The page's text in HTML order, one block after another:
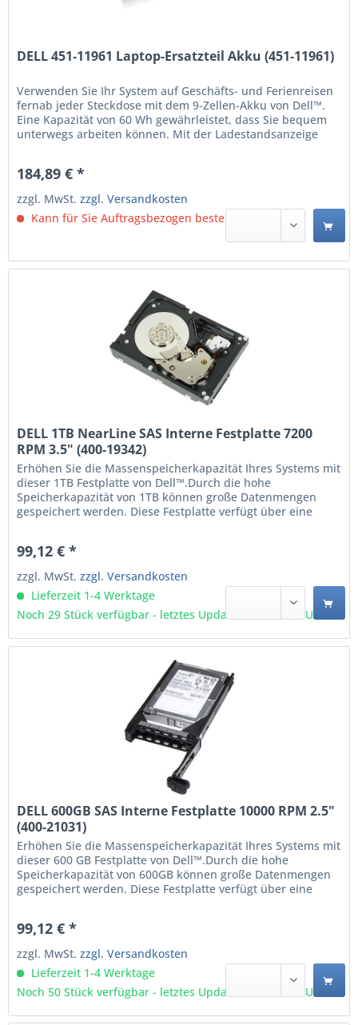
DELL 451-11961 Laptop-Ersatzteil Akku (451-11961)
Verwenden Sie Ihr System auf Geschäfts- und Ferienreisen
fernab jeder Steckdose mit dem 9-Zellen-Akku von Dell™.
Eine Kapazität von 60 Wh gewährleistet, dass Sie bequem
unterwegs arbeiten können. Mit der Ladestandsanzeige
Produkt wurde für den Betrieb mit Ihrem Dell-System...
184,89 € *
zzgl. MwSt.zzgl. Versandkosten
Kann für Sie Auftragsbezogen bestellt werden.
DELL 1TB NearLine SAS Interne Festplatte 7200
RPM 3.5" (400-19342)
Erhöhen Sie die Massenspeicherkapazität Ihres Systems mit
dieser 1TB Festplatte von Dell™.Durch die hohe
Speicherkapazität von 1TB können große Datenmengen
gespeichert werden. Diese Festplatte verfügt über eine
wurde für den Betrieb mit Dell Systemen getestet und...
99,12 € *
zzgl. MwSt.zzgl. Versandkosten
Lieferzeit 1-4 Werktage
Noch 29 Stück verfügbar - letztes Update 09.08 - 3:03 Uhr
DELL 600GB SAS Interne Festplatte 10000 RPM 2.5"
(400-21031)
Erhöhen Sie die Massenspeicherkapazität Ihres Systems mit
dieser 600 GB Festplatte von Dell™.Durch die hohe
Speicherkapazität von 600GB können große Datenmengen
gespeichert werden. Diese Festplatte verfügt über eine
wurde für den Betrieb mit Dell Systemen getestet und...
99,12 € *
zzgl. MwSt.zzgl. Versandkosten
Lieferzeit 1-4 Werktage
Noch 50 Stück verfügbar - letztes Update 09.08 - 3:03 Uhr